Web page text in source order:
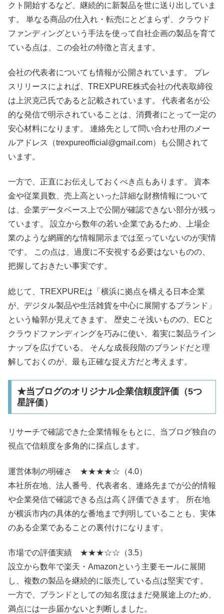
クト開始するなど、継続的に新製品を世に送り出していま
す。 単なる商品の仕入れ・転売にとどまらず、クラウド
ファンディングという手法を使って自社企画の製品を育て
ている点は、この会社の特徴と言えます。
会社の代表者についても情報が公開されています。 プレ
スリリースによれば、TREXPURE株式会社の代表取締役
は上沢克己氏であると記載されています。 代表者名が公
的な発信で明示されていることは、消費者にとって一定の
安心材料になります。 連絡先として問い合わせ用のメー
ルアドレス（trexpureofficial@gmail.com）も公開されて
います。
一方で、正直にお伝えしておくべき点もあります。 資本
金や従業員数、売上高といった詳細な財務情報について
は、企業データベース上で公開が確認できない部分が残っ
ています。 設立から数年の若い企業であるため、上場企
業のような網羅的な情報開示までは至っていないのが実情
です。 この点は、過度に不安視する必要はないものの、
把握しておきたい事実です。
総じて、TREXPUREは「横浜に拠点を構える日本企業
が、デジタル製品や生活雑貨を中心に展開するブランド」
という輪郭が見えてきます。 歴史こそ浅いものの、ECと
クラウドファンディングを巧みに使い、着実に製品ライン
ナップを広げている。 そんな成長段階のブランドだと理
解しておくのが、最も正確な捉え方だと考えます。
★当ブログのオリジナル企業信頼度評価（5つ
星評価）
リサーチで確認できた企業情報をもとに、当ブログ独自の
視点で信頼度を多角的に採点します。
運営体制の明確さ ★★★★☆（4.0）
本社所在地、法人番号、代表者名、連絡先までが公的情報
や企業発信で確認できる点は高く評価できます。 所在地
が横浜市内の具体的な番地まで判明していることも、実体
のある企業であることの裏付けになります。
市場での評価実績 ★★★☆☆（3.5）
設立から数年で楽天・Amazonという主要モールに展開
し、複数の製品を継続的に販売している点は堅実です。
一方で、ブランドとしての知名度はまだ発展途上のため、
満点には一歩届かないと判断しました。